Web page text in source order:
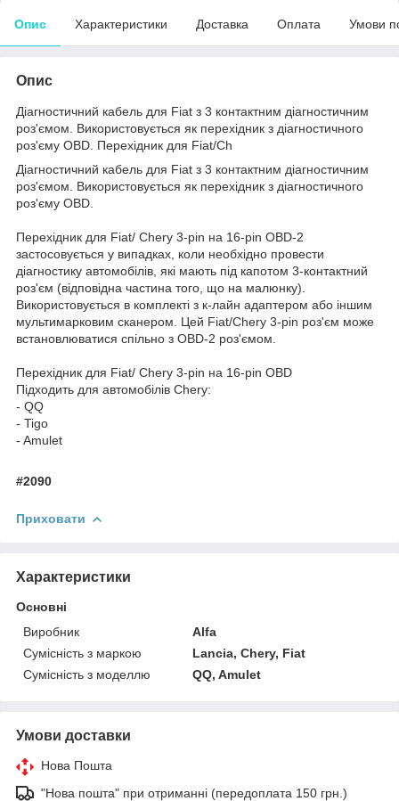
Опис Характеристики Доставка Оплата Умови
Опис
Діагностичний кабель для Fiat з 3 контактним діагностичним
роз'ємом. Використовується як перехідник з діагностичного
роз'єму OBD. Перехідник для Fiat/Ch
Діагностичний кабель для Fiat з 3 контактним діагностичним
роз'ємом. Використовується як перехідник з діагностичного
роз'єму OBD.
Перехідник для Fiat/ Chery 3-pin на 16-pin OBD-2
застосовується у випадках, коли необхідно провести
діагностику автомобілів, які мають під капотом 3-контактний
роз'єм (відповідна частина того, що на малюнку).
Використовується в комплекті з к-лайн адаптером або іншим
мультимарковим сканером. Цей Fiat/Chery 3-pin роз'єм може
встановлюватися спільно з OBD-2 роз'ємом.
Перехідник для Fiat/ Chery 3-pin на 16-pin OBD
Підходить для автомобілів Chery:
- QQ
- Tigo
- Amulet
#2090
Приховати
Характеристики
Основні
Виробник
Alfa
Сумісність з маркою
Lancia, Chery, Fiat
Сумісність з моделлю
QQ, Amulet
Умови доставки
Нова Пошта
"Нова пошта" при отриманні (передоплата 150 грн.)